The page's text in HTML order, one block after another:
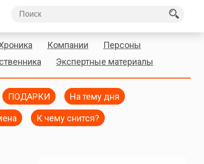
Компании
Персоны
Экспертные материалы
ПОДАРКИ На тему дня
К чему снится?